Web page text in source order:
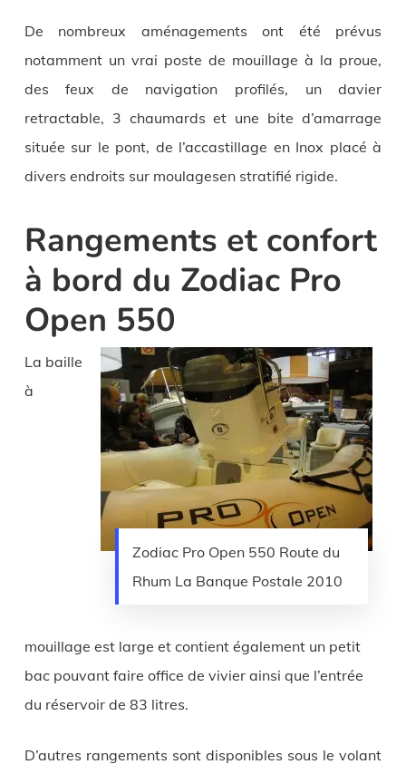
De nombreux aménagements ont été prévus
notamment un vrai poste de mouillage à la proue,
des feux de navigation profilés, un davier
retractable, 3 chaumards et une bite d’amarrage
située sur le pont, de l’accastillage en Inox placé à
divers endroits sur moulagesen stratifié rigide.
Rangements et confort
à bord du Zodiac Pro
Open 550
Zodiac Pro Open 550 Route du
Rhum La Banque Postale 2010
La baille
à
mouillage est large et contient également un petit
bac pouvant faire office de vivier ainsi que l’entrée
du réservoir de 83 litres.
D’autres rangements sont disponibles sous le volant